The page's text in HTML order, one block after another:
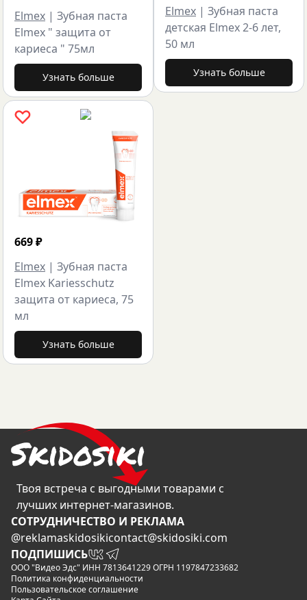
Elmex | Зубная паста
Elmex " защита от
кариеса " 75мл
Узнать больше
669₽
Elmex | Зубная паста
Elmex Kariesschutz
защита от кариеса, 75
мл
Узнать больше
Elmex | Зубная паста
детская Elmex 2-6 лет,
50 мл
Узнать больше
Твоя встреча с выгодными товарами с
лучших интернет-магазинов.
CОТРУДНИЧЕСТВО И РЕКЛАМА
@reklamaskidosikicontact@skidosiki.com
ПОДПИШИСЬ
ООО "Видео Эдс" ИНН 7813641229 ОГРН 1197847233682
Политика конфиденциальности
Пользовательское соглашение